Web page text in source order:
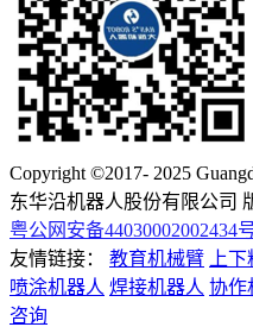
Copyright ©2017- 2025
东华沿机器人股份有限公司
粤公网安备44030002002434
友情链接：
教育机械臂 上
喷涂机器人 焊接机器人 协作
咨询